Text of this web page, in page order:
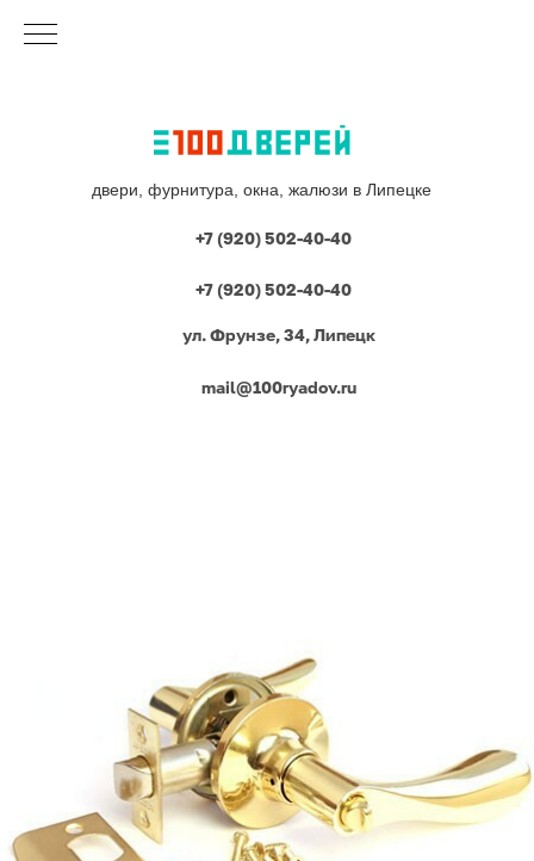
двери, фурнитура, окна, жалюзи в Липецке
+7 (920) 502-40-40
+7 (920) 502-40-40
ул. Фрунзе, 34, Липецк
mail@100ryadov.ru